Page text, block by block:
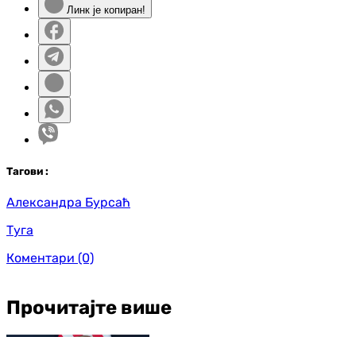
Линк је копиран!
Тагови :
Александра Бурсаћ
Туга
Коментари (0)
Прочитајте више